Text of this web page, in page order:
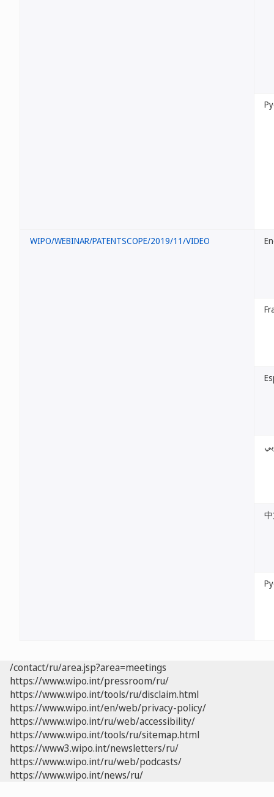
WIPO/WEBINAR/PATENTSCOPE/2019/11/VIDEO
/contact/ru/area.jsp?area=meetings
https://www.wipo.int/pressroom/ru/
https://www.wipo.int/tools/ru/disclaim.html
https://www.wipo.int/en/web/privacy-policy/
https://www.wipo.int/ru/web/accessibility/
https://www.wipo.int/tools/ru/sitemap.html
https://www3.wipo.int/newsletters/ru/
https://www.wipo.int/ru/web/podcasts/
https://www.wipo.int/news/ru/